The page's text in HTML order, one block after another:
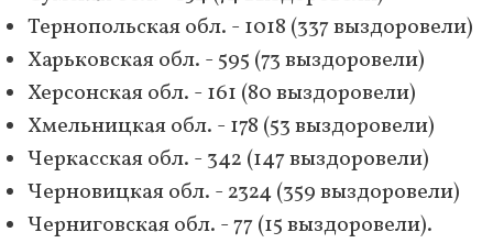
Тернопольская обл. - 1018 (337 выздоровели)
Харьковская обл. - 595 (73 выздоровели)
Херсонская обл. - 161 (80 выздоровели)
Хмельницкая обл. - 178 (53 выздоровели)
Черкасская обл. - 342 (147 выздоровели)
Черновицкая обл. - 2324 (359 выздоровели)
Черниговская обл. - 77 (15 выздоровели).